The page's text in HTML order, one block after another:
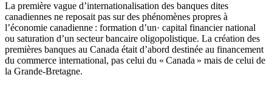
La première vague d’internationalisation des banques dites
canadiennes ne reposait pas sur des phénomènes propres à
l’économie canadienne : formation d’un· capital financier national
ou saturation d’un secteur bancaire oligopolistique. La création des
premières banques au Canada était d’abord destinée au financement
du commerce international, pas celui du « Canada » mais de celui de
la Grande-Bretagne.